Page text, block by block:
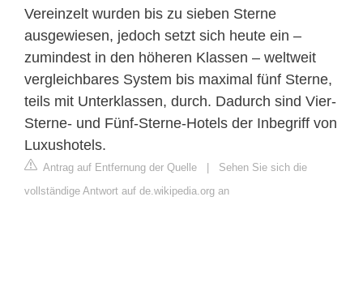
Vereinzelt wurden bis zu sieben Sterne
ausgewiesen, jedoch setzt sich heute ein –
zumindest in den höheren Klassen – weltweit
vergleichbares System bis maximal fünf Sterne,
teils mit Unterklassen, durch. Dadurch sind Vier-
Sterne- und Fünf-Sterne-Hotels der Inbegriff von
Luxushotels.
Antrag auf Entfernung der Quelle
Sehen Sie sich die
vollständige Antwort auf de.wikipedia.org an